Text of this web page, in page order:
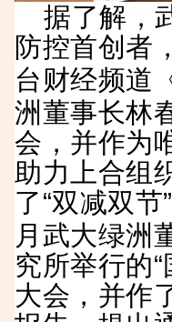
据了解，
防控首创者
台财经频道
洲董事长林
会，并作为
助力上合组
了“双减双
月武大绿洲
究所举行的
大会，并作